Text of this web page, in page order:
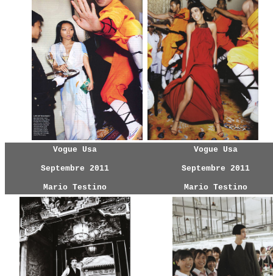
Vogue Usa
Septembre 2011
Mario Testino
Vogue Usa
Septembre 2011
Mario Testino